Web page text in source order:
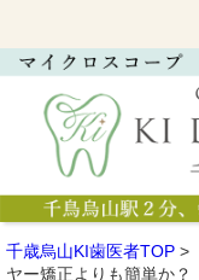
千歳烏山KI歯医者TOP >
ヤー矯正よりも簡単か？